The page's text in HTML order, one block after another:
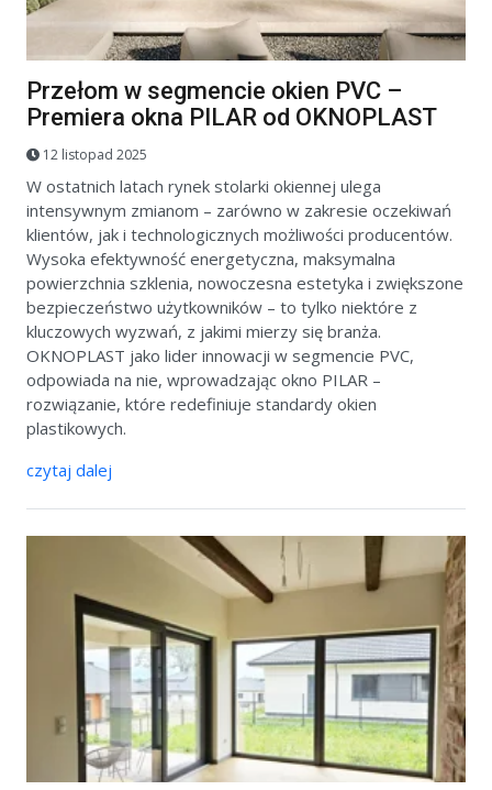
Przełom w segmencie okien PVC –
Premiera okna PILAR od OKNOPLAST
12 listopad 2025
W ostatnich latach rynek stolarki okiennej ulega
intensywnym zmianom – zarówno w zakresie oczekiwań
klientów, jak i technologicznych możliwości producentów.
Wysoka efektywność energetyczna, maksymalna
powierzchnia szklenia, nowoczesna estetyka i zwiększone
bezpieczeństwo użytkowników – to tylko niektóre z
kluczowych wyzwań, z jakimi mierzy się branża.
OKNOPLAST jako lider innowacji w segmencie PVC,
odpowiada na nie, wprowadzając okno PILAR –
rozwiązanie, które redefiniuje standardy okien
plastikowych.
czytaj dalej